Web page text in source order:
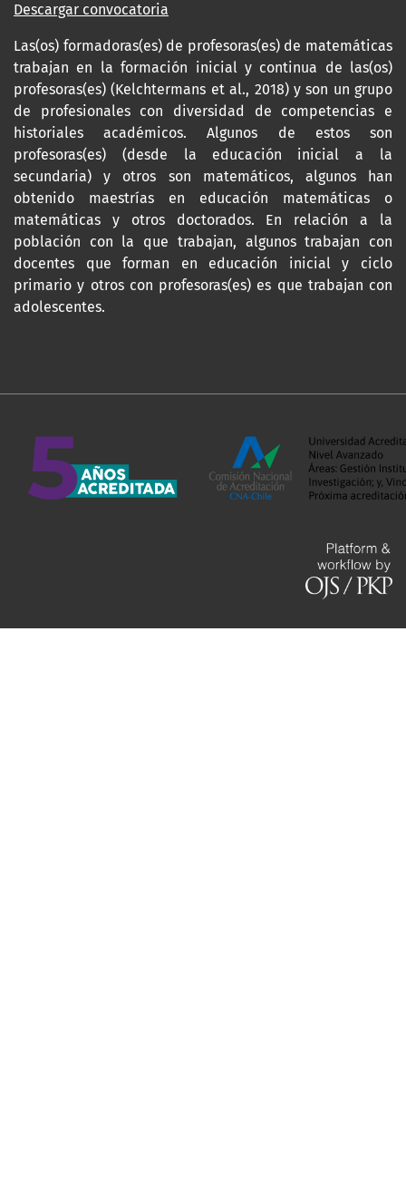
Descargar convocatoria
Las(os) formadoras(es) de profesoras(es) de matemáticas
trabajan en la formación inicial y continua de las(os)
profesoras(es) (Kelchtermans et al., 2018) y son un grupo
de profesionales con diversidad de competencias e
historiales académicos. Algunos de estos son
profesoras(es) (desde la educación inicial a la
secundaria) y otros son matemáticos, algunos han
obtenido maestrías en educación matemáticas o
matemáticas y otros doctorados. En relación a la
población con la que trabajan, algunos trabajan con
docentes que forman en educación inicial y ciclo
primario y otros con profesoras(es) es que trabajan con
adolescentes.